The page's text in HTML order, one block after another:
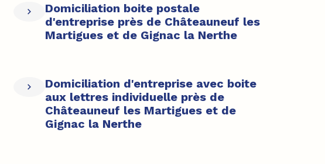
Domiciliation boite postale
d'entreprise près de Châteauneuf les
Martigues et de Gignac la Nerthe
Domiciliation d'entreprise avec boite
aux lettres individuelle près de
Châteauneuf les Martigues et de
Gignac la Nerthe